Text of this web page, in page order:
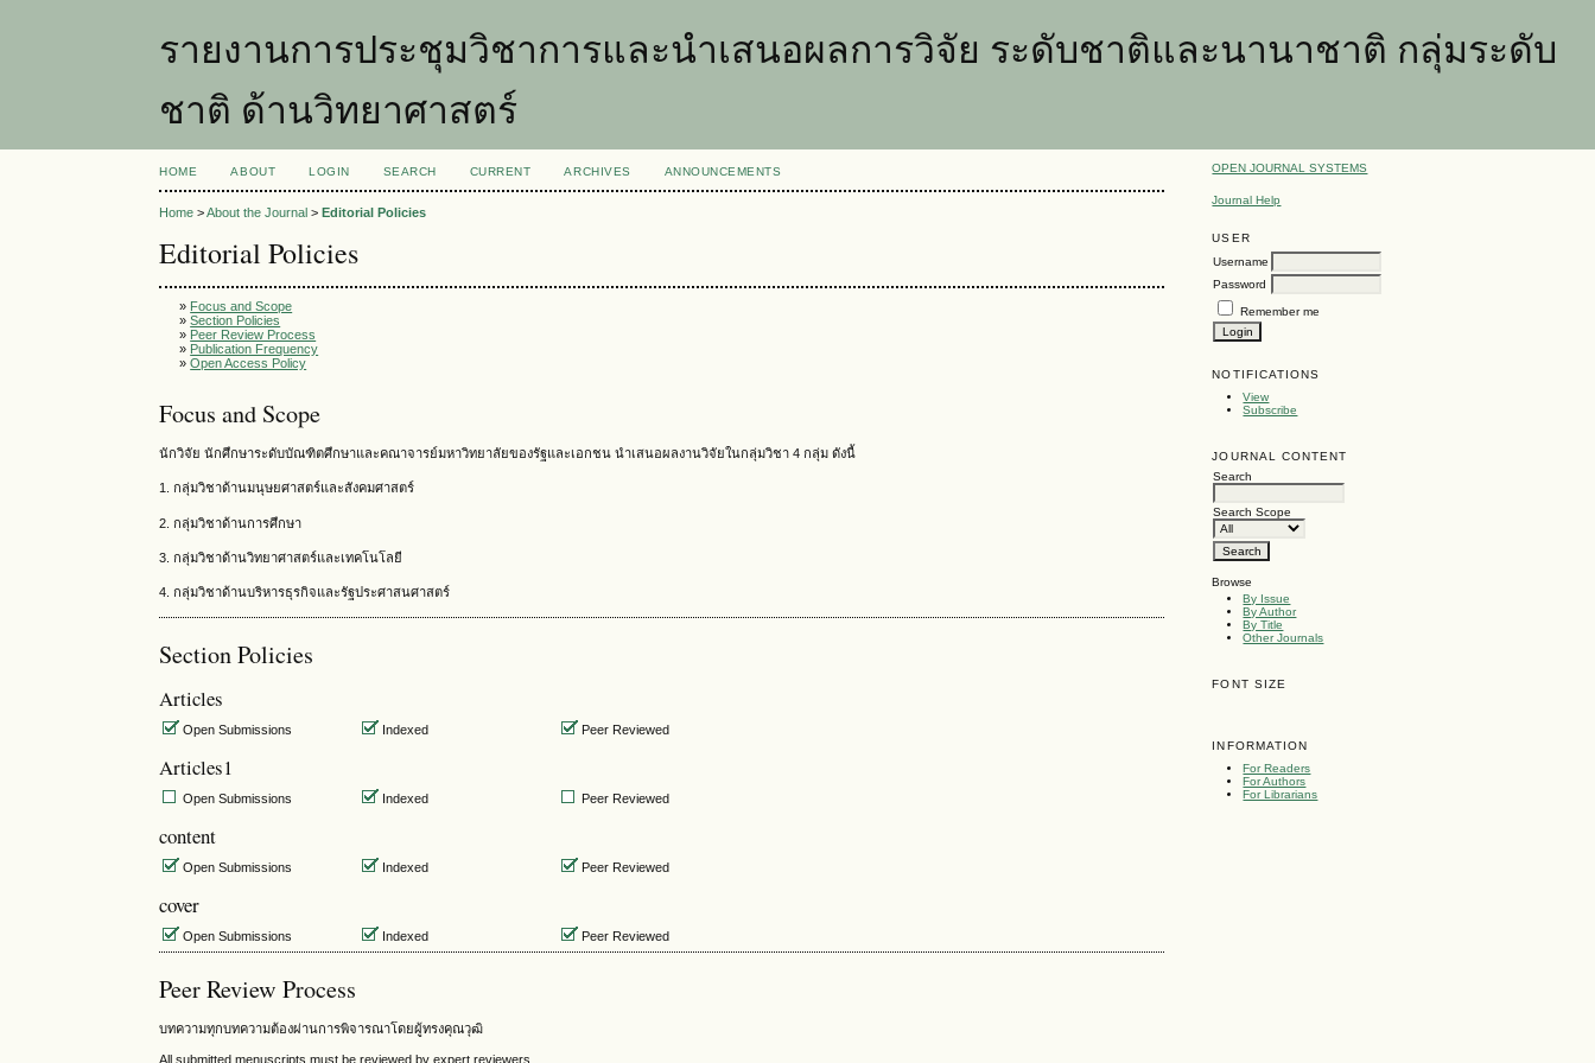
รายงานการประชุมวิชาการและนำเสนอผลการวิจัย ระดับชาติและนานาชาติ กลุ่มระดับ
ชาติ ด้านวิทยาศาสตร์
OPEN JOURNAL SYSTEMS
Journal Help
USER
Username
Password
Remember me
NOTIFICATIONS
View
Subscribe
JOURNAL CONTENT
Search
Search Scope
Browse
By Issue
By Author
By Title
Other Journals
FONT SIZE
INFORMATION
For Readers
For Authors
For Librarians
HOME ABOUT LOGIN SEARCH CURRENT ARCHIVES ANNOUNCEMENTS
Home >About the Journal >Editorial Policies
Editorial Policies
» Focus and Scope
»Section Policies
» Peer Review Process
» Publication Frequency
»Open Access Policy
Focus and Scope
นักวิจัย นักศึกษาระดับบัณฑิตศึกษาและคณาจารย์มหาวิทยาลัยของรัฐและเอกชน นำเสนอผลงานวิจัยในกลุ่มวิชา 4 กลุ่ม ดังนี้
1. กลุ่มวิชาด้านมนุษยศาสตร์และสังคมศาสตร์
2. กลุ่มวิชาด้านการศึกษา
3. กลุ่มวิชาด้านวิทยาศาสตร์และเทคโนโลยี
4. กลุ่มวิชาด้านบริหารธุรกิจและรัฐประศาสนศาสตร์
Section Policies
Articles
Open Submissions Indexed Peer Reviewed
Articles1
Open Submissions Indexed Peer Reviewed
content
Open Submissions Indexed Peer Reviewed
cover
Open Submissions Indexed Peer Reviewed
Peer Review Process
บทความทุกบทความต้องผ่านการพิจารณาโดยผู้ทรงคุณวุฒิ
All submitted menuscripts must be reviewed by expert reviewers